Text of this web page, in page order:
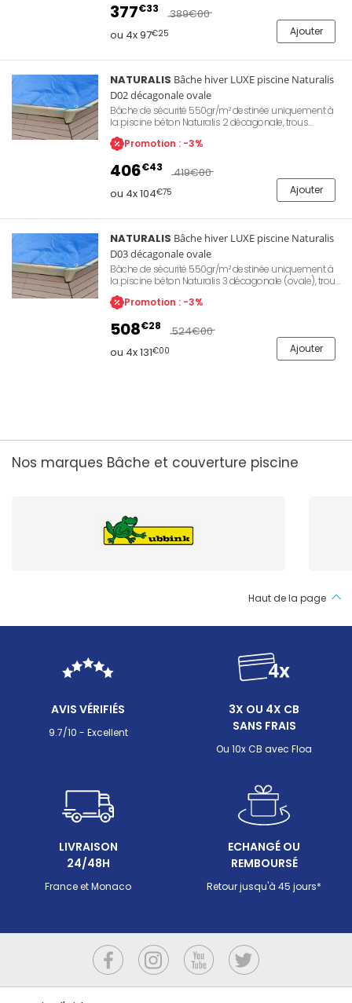
377€33 389€00
ou 4x 97€25 Ajouter
NATURALIS Bâche hiver LUXE piscine Naturalis
D02 décagonale ovale
Bâche de sécurité 550gr/m² destinée uniquement à
la piscine béton Naturalis 2 décagonale, trous
d'évacuation pour les eaux de pluie, œillets de
fixation sur le périmètre de la bâche.
Promotion : -3%
406€43 419€00
ou 4x 104€75 Ajouter
NATURALIS Bâche hiver LUXE piscine Naturalis
D03 décagonale ovale
Bâche de sécurité 550gr/m² destinée uniquement à
la piscine béton Naturalis 3 décagonale (ovale), trous
d'évacuation pour les eaux de pluie, œillets de
fixation sur le périmètre de la bâche.
Promotion : -3%
508€28 524€00
ou 4x 131€00 Ajouter
Nos marques Bâche et couverture piscine
Haut de la page
AVIS VÉRIFIÉS
9.7/10 - Excellent
3X OU 4X CB
SANS FRAIS
Ou 10x CB avec Floa
LIVRAISON
24/48H
France et Monaco
ECHANGÉ OU
REMBOURSÉ
Retour jusqu'à 45 jours*